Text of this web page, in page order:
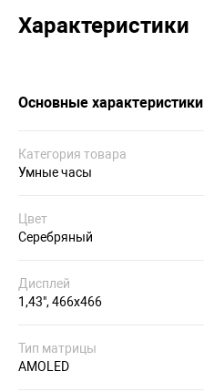
Характеристики
Основные характеристики
Категория товара
Умные часы
Цвет
Серебряный
Дисплей
1,43", 466x466
Тип матрицы
AMOLED